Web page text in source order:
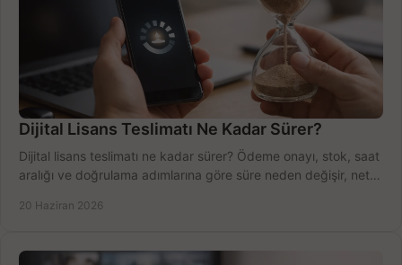
Dijital Lisans Teslimatı Ne Kadar Sürer?
Dijital lisans teslimatı ne kadar sürer? Ödeme onayı, stok, saat
aralığı ve doğrulama adımlarına göre süre neden değişir, net
20 Haziran 2026